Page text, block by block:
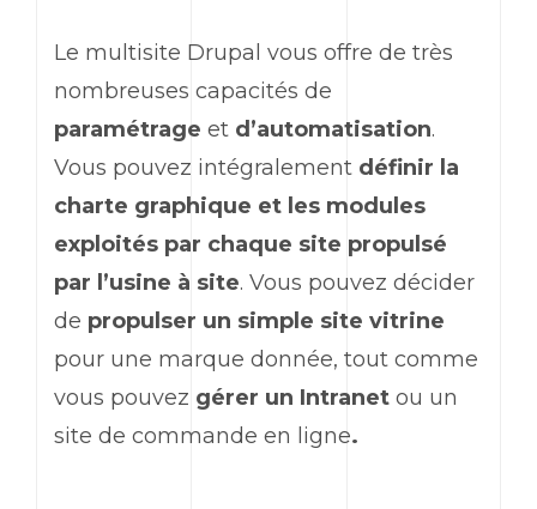
Le multisite Drupal vous offre de très
nombreuses capacités de
paramétrage et d’automatisation.
Vous pouvez intégralement définir la
charte graphique et les modules
exploités par chaque site propulsé
par l’usine à site. Vous pouvez décider
de propulser un simple site vitrine
pour une marque donnée, tout comme
vous pouvez gérer un Intranet ou un
site de commande en ligne.